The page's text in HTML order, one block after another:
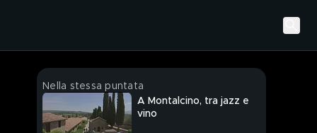
Nella stessa puntata
A Montalcino, tra jazz e
vino